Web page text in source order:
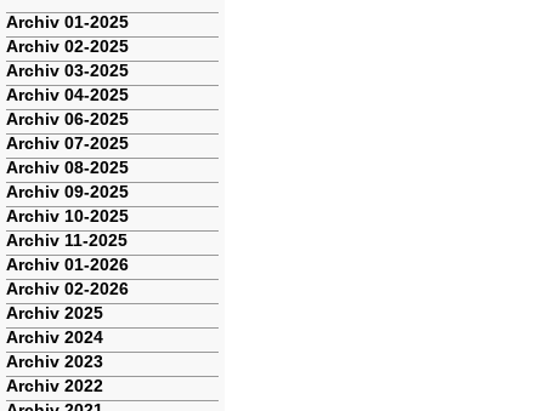
Navigation
überspringen
Archiv 01-2025
Archiv 02-2025
Archiv 03-2025
Archiv 04-2025
Archiv 06-2025
Archiv 07-2025
Archiv 08-2025
Archiv 09-2025
Archiv 10-2025
Archiv 11-2025
Archiv 01-2026
Archiv 02-2026
Archiv 2025
Archiv 2024
Archiv 2023
Archiv 2022